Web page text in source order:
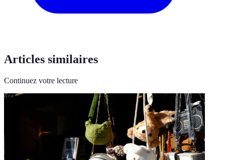
Articles similaires
Continuez votre lecture